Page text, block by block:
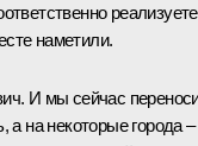
наметили.
И мы сейчас
а на некоторые города –